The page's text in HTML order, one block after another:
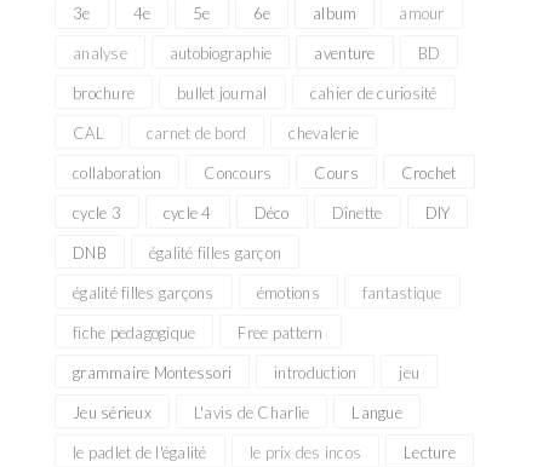
3e 4e 5e 6e album amour
analyse autobiographie aventure BD
brochure bullet journal cahier de curiosité
CAL carnet de bord chevalerie
collaboration Concours Cours Crochet
cycle 3 cycle 4 Déco Dînette DIY
DNB égalité filles garçon
égalité filles garçons émotions fantastique
fiche pedagogique Free pattern
grammaire Montessori introduction jeu
Jeu sérieux L'avis de Charlie Langue
le padlet de l'égalité le prix des incos Lecture